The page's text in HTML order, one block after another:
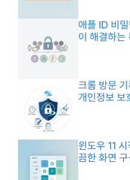
애플 ID 비
이 해결하는
크롬 방문
개인정보 보
윈도우 11
끔한 화면 구